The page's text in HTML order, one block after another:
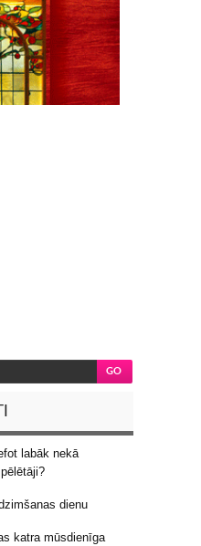
labāk nekā
dienu
katra mūsdienīga